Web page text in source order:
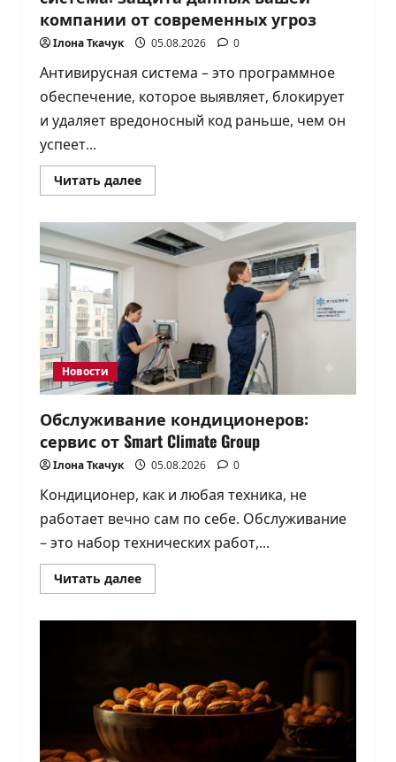
компании от современных угроз
Ілона Ткачук 05.08.2026 0
Антивирусная система – это программное
обеспечение, которое выявляет, блокирует
и удаляет вредоносный код раньше, чем он
успеет...
Читать далееПрочитать
больше
антивирусная
система:
защита
данных
от
современных
угроз
Новости
Обслуживание кондиционеров:
сервис от Smart Climate Group
Ілона Ткачук 05.08.2026 0
Кондиционер, как и любая техника, не
работает вечно сам по себе. Обслуживание
– это набор технических работ,...
Читать далееПрочитать
больше
Group